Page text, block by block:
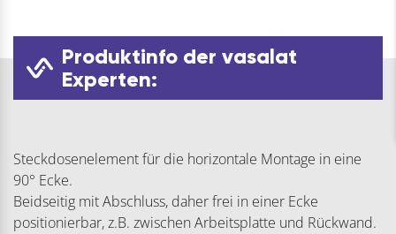
Produktinfo der vasalat
Experten:
Steckdosenelement für die horizontale Montage in eine
90° Ecke.
Beidseitig mit Abschluss, daher frei in einer Ecke
positionierbar, z.B. zwischen Arbeitsplatte und Rückwand.